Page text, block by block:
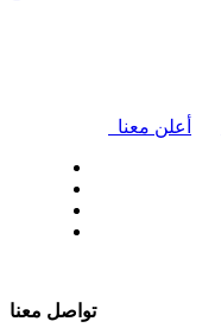
أعلن معنا
تواصل معنا